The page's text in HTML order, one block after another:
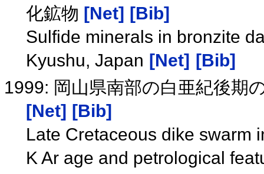
化鉱物 [Net] [Bib]
Sulfide minerals in bronzite
Kyushu, Japan [Net] [Bib]
1999: 岡山県南部の白亜紀後期
[Net] [Bib]
Late Cretaceous dike swarm
K Ar age and petrological